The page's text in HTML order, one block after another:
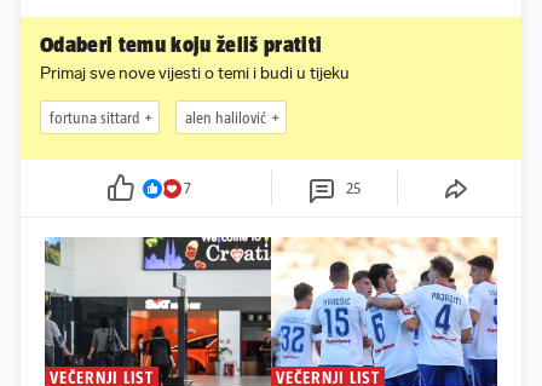
Odaberi temu koju želiš pratiti
Primaj sve nove vijesti o temi i budi u tijeku
fortuna sittard alen halilović
7 25